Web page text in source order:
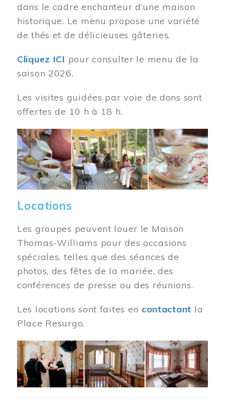
dans le cadre enchanteur d’une maison
historique. Le menu propose une variété
de thés et de délicieuses gâteries.
Cliquez ICI pour consulter le menu de la
saison 2026.
Les visites guidées par voie de dons sont
offertes de 10 h à 18 h.
Image
Locations
Les groupes peuvent louer le Maison
Thomas-Williams pour des occasions
spéciales, telles que des séances de
photos, des fêtes de la mariée, des
conférences de presse ou des réunions.
Les locations sont faites en contactant la
Place Resurgo.
Image